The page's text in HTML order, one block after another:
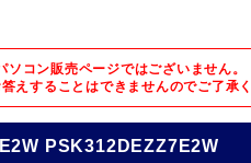
コン販売ページではございません。
えすることはできませんのでご了承く
PSK312DEZZ7E2W